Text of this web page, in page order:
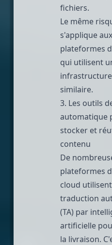
fichiers.
Le même
s'applique aux
plateformes
qui utilisent
similaire.
3. Les outils
automatique
stocker et
contenu
De
plateformes
cloud
traduction
(TA) par
artificielle
la livraison.